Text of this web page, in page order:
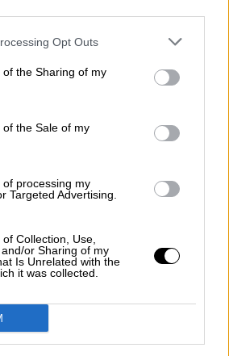
Opt Outs
the Sharing of my
the Sale of my
processing my
Targeted Advertising.
Collection, Use,
or Sharing of my
Is Unrelated with the
it was collected.
de 2022
DIVERSAS
ciudadanía de Occidente
Álvaro Frutos Rosado y Gabinete
y votados